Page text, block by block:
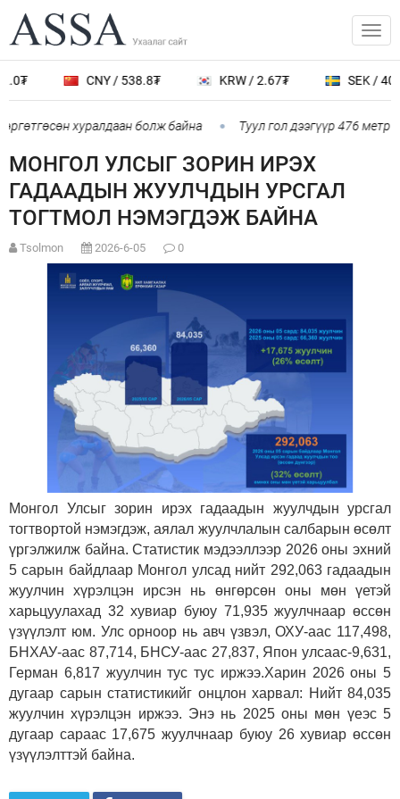
CNY / 538.8₮ KRW / 2.67₮ SEK /
өргөтгөсөн хуралдаан болж байна Туул гол дээгүүр 476 метр
МОНГОЛ УЛСЫГ ЗОРИН ИРЭХ
ГАДААДЫН ЖУУЛЧДЫН УРСГАЛ
ТОГТМОЛ НЭМЭГДЭЖ БАЙНА
Tsolmon 2026-6-05 0
Монгол Улсыг зорин ирэх гадаадын жуулчдын урсгал
тогтвортой нэмэгдэж, аялал жуулчлалын салбарын өсөлт
үргэлжилж байна. Статистик мэдээллээр 2026 оны эхний
5 сарын байдлаар Монгол улсад нийт 292,063 гадаадын
жуулчин хүрэлцэн ирсэн нь өнгөрсөн оны мөн үетэй
харьцуулахад 32 хувиар буюу 71,935 жуулчнаар өссөн
үзүүлэлт юм. Улс орноор нь авч үзвэл, ОХУ-аас 117,498,
БНХАУ-аас 87,714, БНСУ-аас 27,837, Япон улсаас-9,631,
Герман 6,817 жуулчин тус тус иржээ.Харин 2026 оны 5
дугаар сарын статистикийг онцлон харвал: Нийт 84,035
жуулчин хүрэлцэн иржээ. Энэ нь 2025 оны мөн үеэс 5
дугаар сараас 17,675 жуулчнаар буюу 26 хувиар өссөн
үзүүлэлттэй байна.